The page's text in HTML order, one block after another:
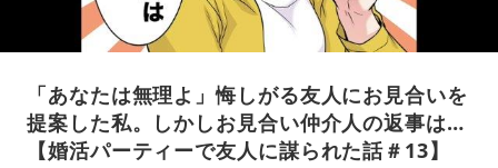
「あなたは無理よ」悔しがる友人にお見合いを
提案した私。しかしお見合い仲介人の返事は…
【婚活パーティーで友人に謀られた話＃13】